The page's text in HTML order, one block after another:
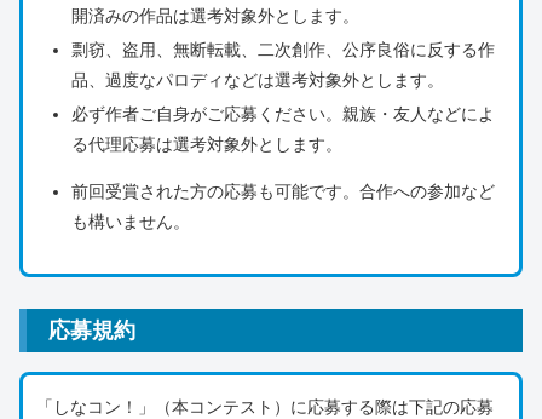
開済みの作品は選考対象外とします。
剽窃、盗用、無断転載、二次創作、公序良俗に反する作
品、過度なパロディなどは選考対象外とします。
必ず作者ご自身がご応募ください。親族・友人などによ
る代理応募は選考対象外とします。
前回受賞された方の応募も可能です。合作への参加など
も構いません。
応募規約
「しなコン！」（本コンテスト）に応募する際は下記の応募